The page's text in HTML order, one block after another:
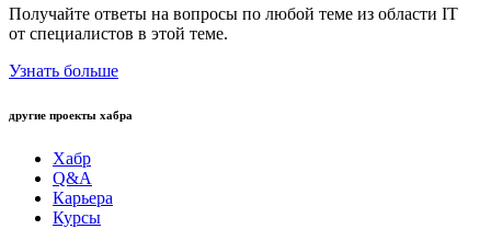
Получайте ответы на вопросы по любой теме из области IT
от специалистов в этой теме.
Узнать больше
другие проекты хабра
Хабр
Q&A
Карьера
Курсы